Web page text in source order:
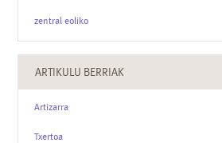
zentral eoliko
ARTIKULU BERRIAK
Artizarra
Txertoa